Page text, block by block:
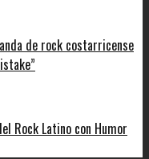
de rock costarricense
Rock Latino con Humor